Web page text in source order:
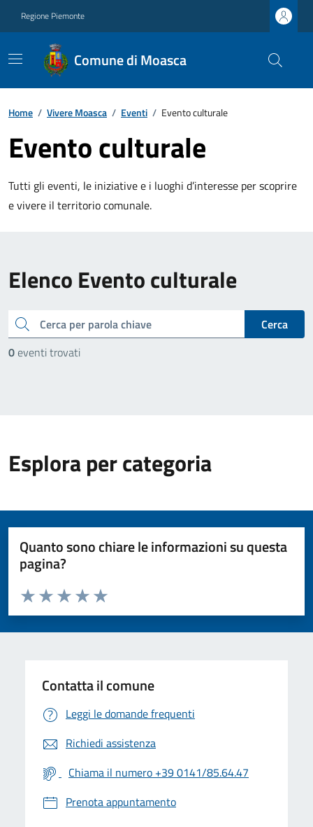
Regione Piemonte
Comune di Moasca
Home / Vivere Moasca / Eventi / Evento culturale
Evento culturale
Tutti gli eventi, le iniziative e i luoghi d’interesse per scoprire
e vivere il territorio comunale.
Elenco Evento culturale
cerca
Cerca
0eventi trovati
Esplora per categoria
Quanto sono chiare le informazioni su questa
pagina?
Valuta da 1 a 5 stelle la pagina
Valuta 5 stelle su 5
Valuta 4 stelle su 5
Valuta 3 stelle su 5
Valuta 2 stelle su 5
Valuta 1 stelle su 5
Contatta il comune
Leggi le domande frequenti
Richiedi assistenza
Chiama il numero +39 0141/85.64.47
Prenota appuntamento